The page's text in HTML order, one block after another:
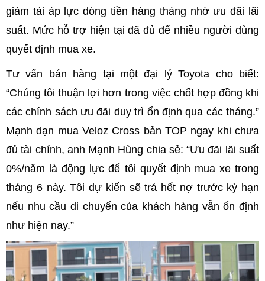
giảm tải áp lực dòng tiền hàng tháng nhờ ưu đãi lãi
suất. Mức hỗ trợ hiện tại đã đủ để nhiều người dùng
quyết định mua xe.
Tư vấn bán hàng tại một đại lý Toyota cho biết:
“Chúng tôi thuận lợi hơn trong việc chốt hợp đồng khi
các chính sách ưu đãi duy trì ổn định qua các tháng.”
Mạnh dạn mua Veloz Cross bản TOP ngay khi chưa
đủ tài chính, anh Mạnh Hùng chia sẻ: “Ưu đãi lãi suất
0%/năm là động lực để tôi quyết định mua xe trong
tháng 6 này. Tôi dự kiến sẽ trả hết nợ trước kỳ hạn
nếu nhu cầu di chuyển của khách hàng vẫn ổn định
như hiện nay.”